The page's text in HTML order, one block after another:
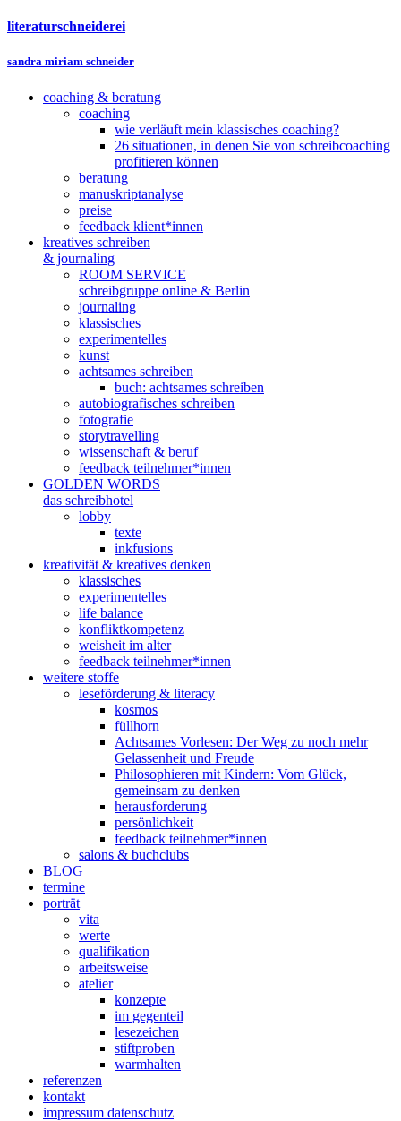
literaturschneiderei
sandra miriam schneider
coaching & beratung
coaching
wie verläuft mein klassisches coaching?
26 situationen, in denen Sie von schreibcoaching
profitieren können
beratung
manuskriptanalyse
preise
feedback klient*innen
kreatives schreiben
& journaling
ROOM SERVICE
schreibgruppe online & Berlin
journaling
klassisches
experimentelles
kunst
achtsames schreiben
buch: achtsames schreiben
autobiografisches schreiben
fotografie
storytravelling
wissenschaft & beruf
feedback teilnehmer*innen
GOLDEN WORDS
das schreibhotel
lobby
texte
inkfusions
kreativität & kreatives denken
klassisches
experimentelles
life balance
konfliktkompetenz
weisheit im alter
feedback teilnehmer*innen
weitere stoffe
leseförderung & literacy
kosmos
füllhorn
Achtsames Vorlesen: Der Weg zu noch mehr
Gelassenheit und Freude
Philosophieren mit Kindern: Vom Glück,
gemeinsam zu denken
herausforderung
persönlichkeit
feedback teilnehmer*innen
salons & buchclubs
BLOG
termine
porträt
vita
werte
qualifikation
arbeitsweise
atelier
konzepte
im gegenteil
lesezeichen
stiftproben
warmhalten
referenzen
kontakt
impressum datenschutz